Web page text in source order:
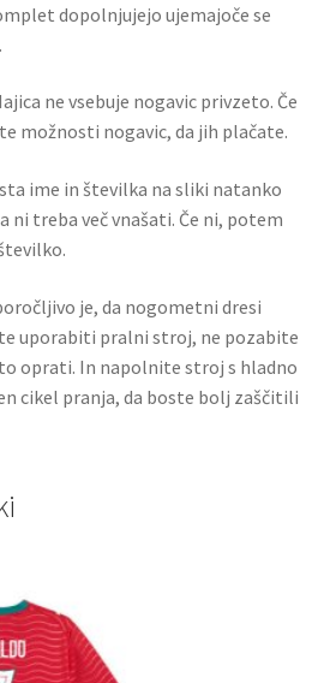
dopolnjujejo ujemajoče se
ne vsebuje nogavic privzeto. Če
možnosti nogavic, da jih plačate.
ime in številka na sliki natanko
ni treba več vnašati. Če ni, potem
je, da nogometni dresi
uporabiti pralni stroj, ne pozabite
oprati. In napolnite stroj s hladno
cikel pranja, da boste bolj zaščitili